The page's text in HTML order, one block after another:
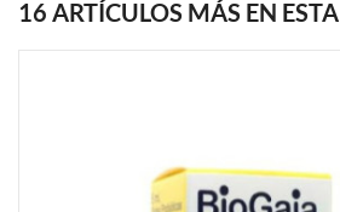
16 ARTÍCULOS MÁS EN